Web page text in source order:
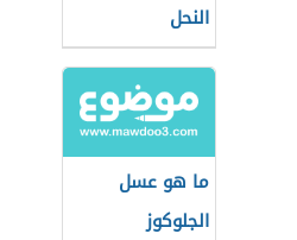
النحل
ما هو عسل
الجلوكوز